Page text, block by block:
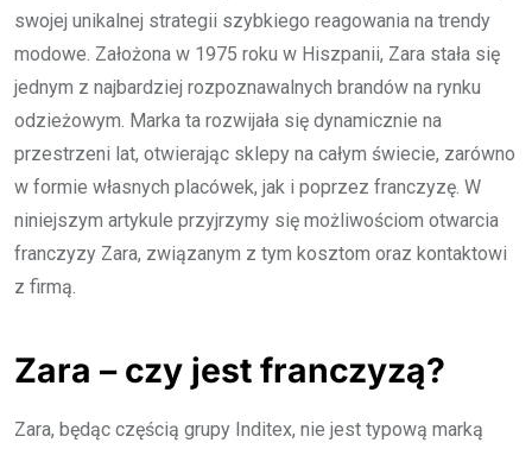
swojej unikalnej strategii szybkiego reagowania na trendy
modowe. Założona w 1975 roku w Hiszpanii, Zara stała się
jednym z najbardziej rozpoznawalnych brandów na rynku
odzieżowym. Marka ta rozwijała się dynamicznie na
przestrzeni lat, otwierając sklepy na całym świecie, zarówno
w formie własnych placówek, jak i poprzez franczyzę. W
niniejszym artykule przyjrzymy się możliwościom otwarcia
franczyzy Zara, związanym z tym kosztom oraz kontaktowi
z firmą.
Zara – czy jest franczyzą?
Zara, będąc częścią grupy Inditex, nie jest typową marką